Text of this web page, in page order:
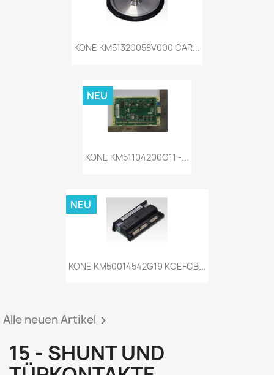
KONE KM51320058V000 CAR...
KONE KM51104200G11 -...
NEU
KONE KM50014542G19 KCEFCB...
NEU
Alle neuen Artikel 
15 - SHUNT UND